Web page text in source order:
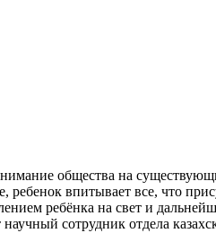
общества на
ребенок впитывает все, что
ребёнка на свет и
сотрудник отдела